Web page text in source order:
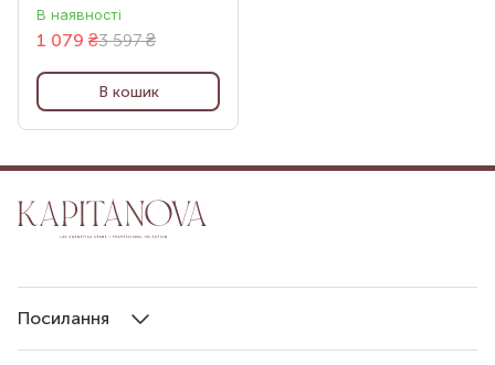
В наявності
3 597 ₴
1 079 ₴
В кошик
Посилання